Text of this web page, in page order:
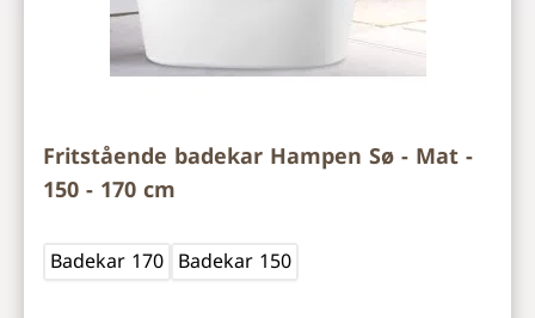
Fritstående badekar Hampen Sø - Mat -
150 - 170 cm
Badekar 170 Badekar 150